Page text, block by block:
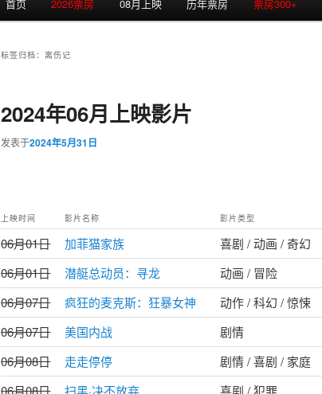
首页 2026票房 08月上映 历年票房 票房300+
标签归档：离伤记
2024年06月上映影片
发表于2024年5月31日
上映时间 影片名称 影片类型
06月01日 加菲猫家族 喜剧 / 动画 / 奇幻
06月01日
潜艇总动员：寻龙 动画 / 冒险
06月07日
疯狂的麦克斯：狂暴女神 动作 / 科幻 / 惊悚
06月07日
美国内战 剧情
06月08日
走走停停 剧情 / 喜剧 / 家庭
06月08日
扫黑·决不放弃 喜剧 / 犯罪